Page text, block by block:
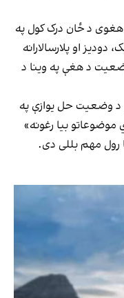
د ځان درک کول په
دودیز او پلارسالارانه
د هغې په وینا د
د وضعیت حل یوازې په
موضوعاتو بیا رغونه»
رول مهم بللی دی.